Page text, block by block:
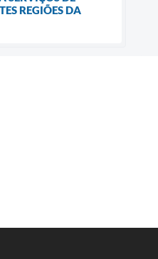
REGIÕES DA